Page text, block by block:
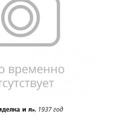
и я», 1937 год